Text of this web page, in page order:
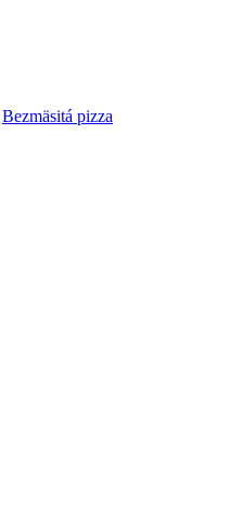
Bezmäsitá pizza